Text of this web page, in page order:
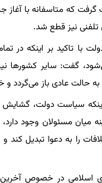
با تاکید بر اینکه در
گفت: سایر کشورها
به حالت عادی باز می‌گردد
سیاست دولت،
میان مسئولان وجود
را به دعوا تبدیل کند
اسلامی در خصوص آخرین